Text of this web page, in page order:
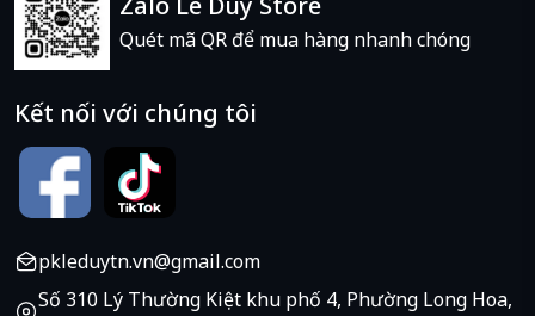
Quét mã QR để mua hàng nhanh chóng
Kết nối với chúng tôi
pkleduytn.vn@gmail.com
Số 310 Lý Thường Kiệt khu phố 4, Phường Long Hoa,